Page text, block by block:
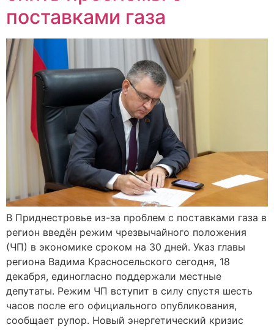
поставками газа
В Приднестровье из-за проблем с поставками газа в
регион введён режим чрезвычайного положения
(ЧП) в экономике сроком на 30 дней. Указ главы
региона Вадима Красносельского сегодня, 18
декабря, единогласно поддержали местные
депутаты. Режим ЧП вступит в силу спустя шесть
часов после его официального опубликования,
сообщает рупор. Новый энергетический кризис